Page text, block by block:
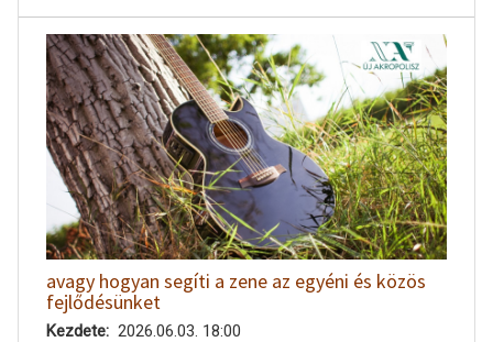
avagy hogyan segíti a zene az egyéni és közös
fejlődésünket
Kezdete
2026.06.03. 18:00